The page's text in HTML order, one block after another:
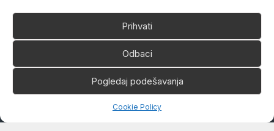
Prihvati
Odbaci
Pogledaj podešavanja
Cookie Policy
Ukoliko imate neko pitanje,
slobodno nas pozovite
066 80 81 263